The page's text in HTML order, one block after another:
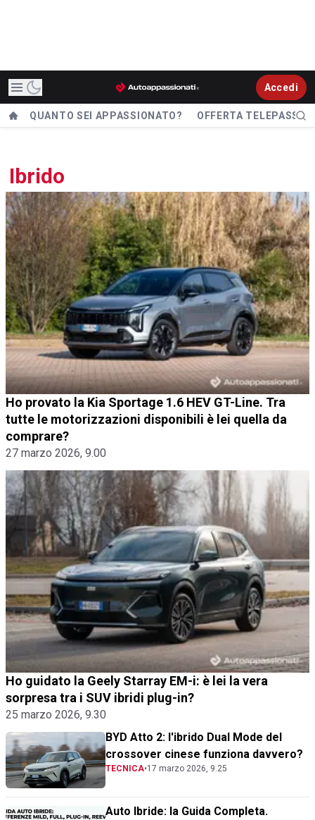
Accedi
QUANTO SEI APPASSIONATO? OFFERTA TELEPASS
Ibrido
Ho provato la Kia Sportage 1.6 HEV GT-Line. Tra
tutte le motorizzazioni disponibili è lei quella da
comprare?
27 marzo 2026, 9.00
Ho guidato la Geely Starray EM-i: è lei la vera
sorpresa tra i SUV ibridi plug-in?
25 marzo 2026, 9.30
BYD Atto 2: l'ibrido Dual Mode del
crossover cinese funziona davvero?
TECNICA•17 marzo 2026, 9.25
Auto Ibride: la Guida Completa.